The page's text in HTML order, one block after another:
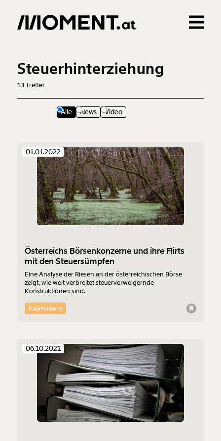
0Treffer
Steuerhinterziehung
13Treffer
Alle News Video
01.01.2022
Österreichs Börsenkonzerne und ihre Flirts
mit den Steuersümpfen
Eine Analyse der Riesen an der österreichischen Börse
zeigt, wie weit verbreitet steuerverweigernde
Konstruktionen sind.
Kapitalismus
06.10.2021